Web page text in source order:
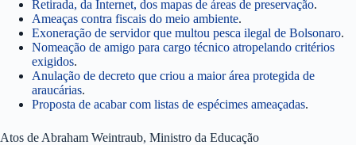
Retirada, da Internet, dos mapas de áreas de preservação.
Ameaças contra fiscais do meio ambiente.
Exoneração de servidor que multou pesca ilegal de Bolsonaro.
Nomeação de amigo para cargo técnico atropelando critérios
exigidos.
Anulação de decreto que criou a maior área protegida de
araucárias.
Proposta de acabar com listas de espécimes ameaçadas.
Atos de Abraham Weintraub, Ministro da Educação